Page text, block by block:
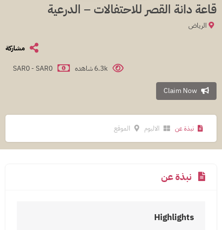
قاعة دانة القصر للاحتفالات – الدرعية
الرياض
مشاركة
SAR0 - SAR0
6.3k شاهده
Claim Now
نبذة عن الالبوم الموقع
نبذة عن
Highlights